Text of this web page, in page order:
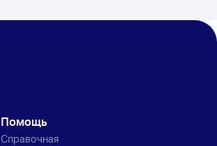
Помощь
Справочная